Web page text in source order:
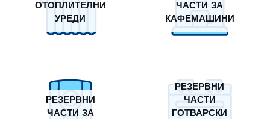
ОТОПЛИТЕЛНИ
УРЕДИ
ЧАСТИ ЗА
КАФЕМАШИНИ
РЕЗЕРВНИ
ЧАСТИ ЗА
РЕЗЕРВНИ
ЧАСТИ
ГОТВАРСКИ